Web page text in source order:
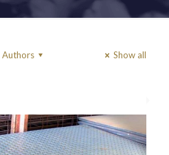
Authors Show all